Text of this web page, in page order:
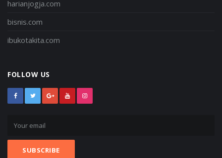
harianjogja.com
bisnis.com
ibukotakita.com
FOLLOW US